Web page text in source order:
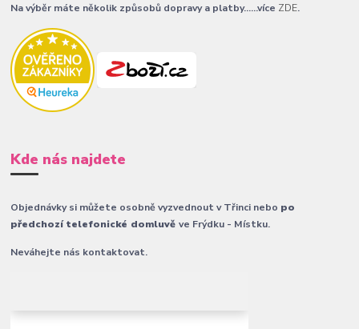
Na výběr máte několik způsobů dopravy a platby......více ZDE.
Kde nás najdete
Objednávky si můžete osobně vyzvednout v Třinci nebo po
předchozí telefonické domluvěve Frýdku - Místku.
Neváhejte nás kontaktovat.